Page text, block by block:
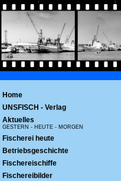
Home
UNSFISCH - Verlag
Aktuelles
GESTERN - HEUTE - MORGEN
Fischerei heute
Betriebsgeschichte
Fischereischiffe
Fischereibilder